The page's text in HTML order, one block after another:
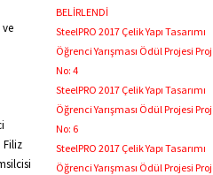
ve
Filiz
BELİRLENDİ
SteelPRO 2017 Çelik Yapı Tasarımı
Öğrenci Yarışması Ödül Projesi
No: 4
SteelPRO 2017 Çelik Yapı Tasarımı
Öğrenci Yarışması Ödül Projesi
No: 6
SteelPRO 2017 Çelik Yapı Tasarımı
Öğrenci Yarışması Ödül Projesi